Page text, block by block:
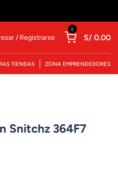
/ Registrarse
0
S/ 0.00
TIENDAS ZONA EMPRENDEDORES
Snitchz 364F7